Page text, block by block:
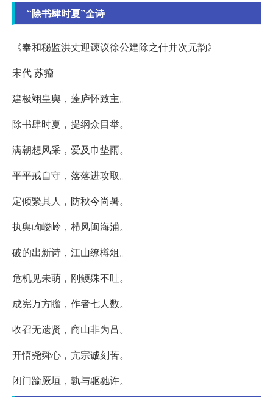
“除书肆时夏”全诗
《奉和秘监洪丈迎谏议徐公建除之什并次元韵》
宋代 苏籀
建极翊皇舆，蓬庐怀致主。
除书肆时夏，提纲众目举。
满朝想风采，爱及巾垫雨。
平平戒自守，落落进攻取。
定倾繄其人，防秋今尚暑。
执舆岣嵝岭，栉风闽海浦。
破的出新诗，江山缭樽俎。
危机见未萌，刚鲠殊不吐。
成宪万方瞻，作者七人数。
收召无遗贤，商山非为吕。
开悟尧舜心，亢宗诚刻苦。
闭门踰厥垣，孰与驱驰许。